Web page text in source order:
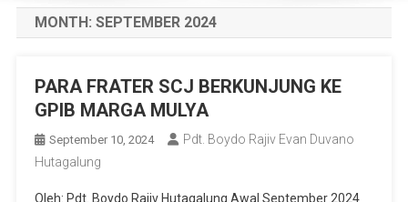
MONTH: SEPTEMBER 2024
PARA FRATER SCJ BERKUNJUNG KE
GPIB MARGA MULYA
September 10, 2024
Pdt. Boydo Rajiv Evan Duvano
Hutagalung
Oleh: Pdt. Boydo Rajiv Hutagalung Awal September 2024